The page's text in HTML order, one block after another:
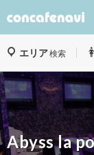
エリア検索
Abyss la